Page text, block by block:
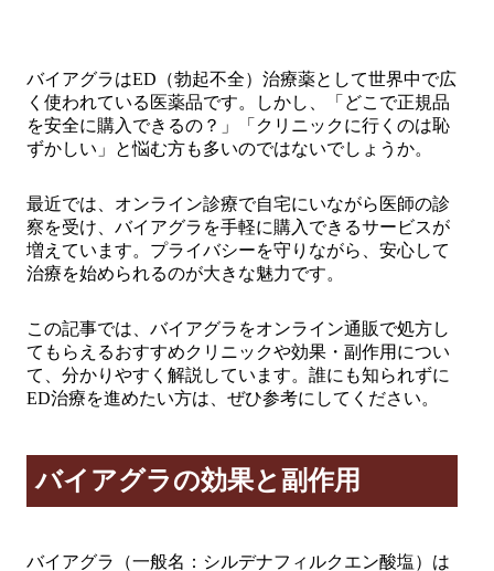
バイアグラはED（勃起不全）治療薬として世界中で広
く使われている医薬品です。しかし、「どこで正規品
を安全に購入できるの？」「クリニックに行くのは恥
ずかしい」と悩む方も多いのではないでしょうか。
最近では、オンライン診療で自宅にいながら医師の診
察を受け、バイアグラを手軽に購入できるサービスが
増えています。プライバシーを守りながら、安心して
治療を始められるのが大きな魅力です。
この記事では、バイアグラをオンライン通販で処方し
てもらえるおすすめクリニックや効果・副作用につい
て、分かりやすく解説しています。誰にも知られずに
ED治療を進めたい方は、ぜひ参考にしてください。
バイアグラの効果と副作用
バイアグラ（一般名：シルデナフィルクエン酸塩）は